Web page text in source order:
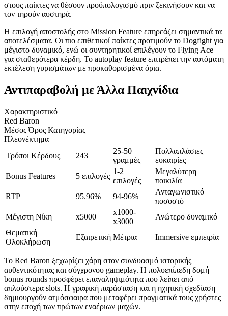
στους παίκτες να θέσουν προϋπολογισμό πριν ξεκινήσουν και να
τον τηρούν αυστηρά.
Η επιλογή αποστολής στο Mission Feature επηρεάζει σημαντικά τα
αποτελέσματα. Οι πιο επιθετικοί παίκτες προτιμούν το Dogfight για
μέγιστο δυναμικό, ενώ οι συντηρητικοί επιλέγουν το Flying Ace
για σταθερότερα κέρδη. Το autoplay feature επιτρέπει την αυτόματη
εκτέλεση γυρισμάτων με προκαθορισμένα όρια.
Αντιπαραβολή με Άλλα Παιχνίδια
Χαρακτηριστικό
Red Baron
Μέσος Όρος Κατηγορίας
Πλεονέκτημα
Τρόποι Κέρδους
243
25-50
γραμμές
Πολλαπλάσιες
ευκαιρίες
Bonus Features
5 επιλογές
1-2
επιλογές
Μεγαλύτερη
ποικιλία
RTP
95.96% 94-96%
Ανταγωνιστικό
ποσοστό
Μέγιστη Νίκη
x5000
x1000-
x3000
Ανώτερο δυναμικό
Θεματική
Ολοκλήρωση
Εξαιρετική Μέτρια Immersive εμπειρία
Το Red Baron ξεχωρίζει χάρη στον συνδυασμό ιστορικής
αυθεντικότητας και σύγχρονου gameplay. Η πολυεπίπεδη δομή
bonus rounds προσφέρει επαναληψιμότητα που λείπει από
απλούστερα slots. Η γραφική παράσταση και η ηχητική σχεδίαση
δημιουργούν ατμόσφαιρα που μεταφέρει πραγματικά τους χρήστες
στην εποχή των πρώτων εναέριων μαχών.